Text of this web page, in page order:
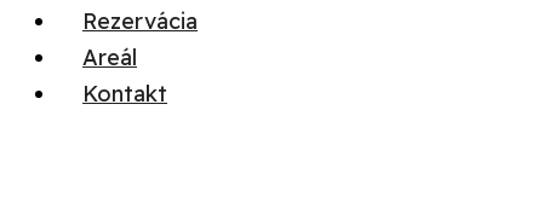
Rezervácia
Areál
Kontakt